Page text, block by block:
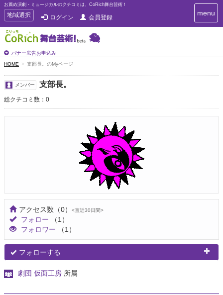
お薦め演劇・ミュージカルのクチコミは、CoRich舞台芸術！
T
o
g
g
e
n
a
v
i
g
a
t
地域選択 ログイン 会員登録
バナー広告お申込み
T
o
menu
HOME 支部長。のMyページ
メンバー 支部長。
総クチコミ数：0
アクセス数 （0） <直近30日間>
フォロー
（1）
フォロワー
（1）
フォローする
劇団 仮面工房 所属